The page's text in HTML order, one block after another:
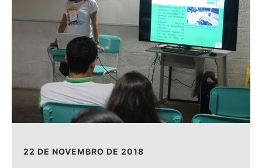
22 DE NOVEMBRO DE 2018